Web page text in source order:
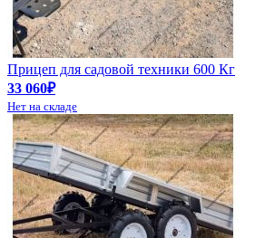
Прицеп для садовой техники 600 Кг
33 060₽
Нет на складе